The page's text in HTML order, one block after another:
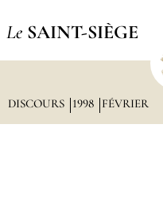
Le SAINT-SIÈGE
DISCOURS 1998 FÉVRIER